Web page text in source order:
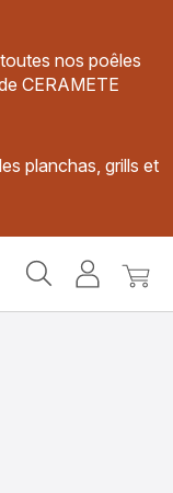
nos poêles
CERAMETE
planchas, grills et
MonMon